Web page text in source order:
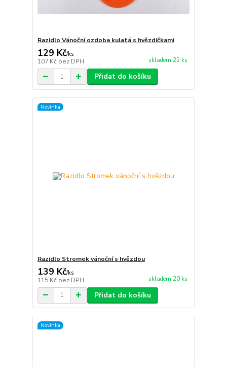
Razidlo Vánoční ozdoba kulatá s hvězdičkami
129 Kč/ks
107 Kč bez DPH skladem 22 ks
Přidat do košíku
Novinka
Razidlo Stromek vánoční s hvězdou
139 Kč/ks
115 Kč bez DPH skladem 20 ks
Přidat do košíku
Novinka